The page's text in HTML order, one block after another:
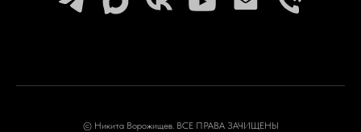
© Никита Ворожищев. ВСЕ ПРАВА ЗАЧИЩЕНЫ